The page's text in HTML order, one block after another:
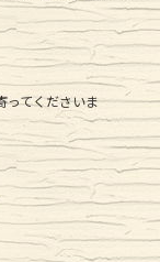
ってくださいま